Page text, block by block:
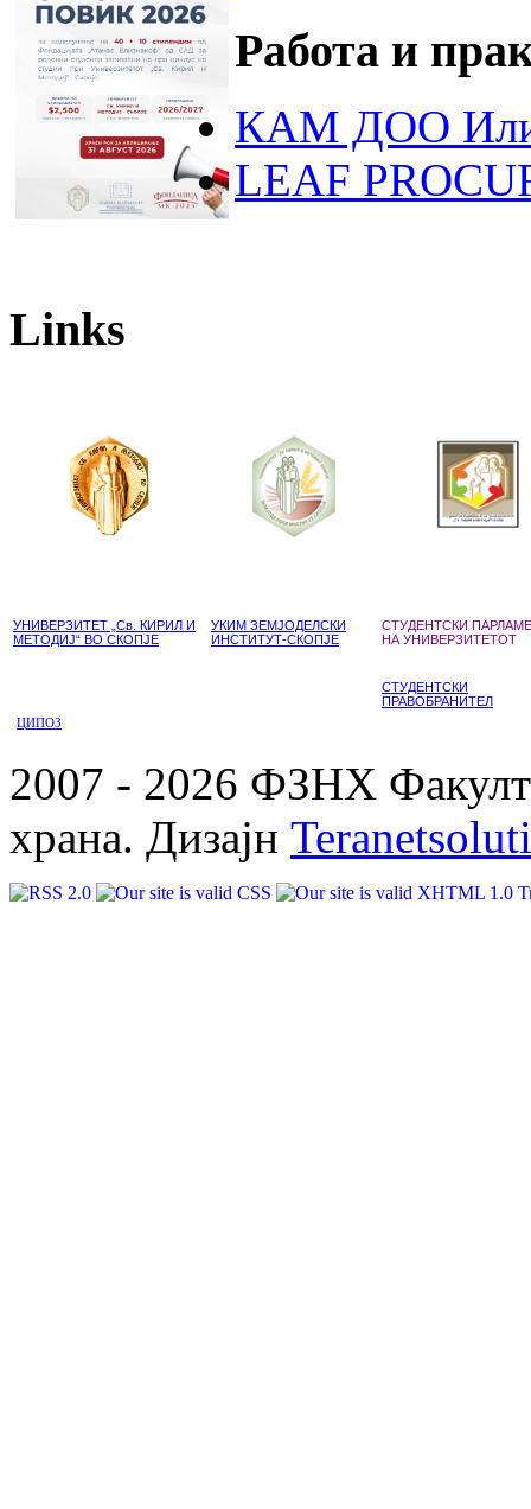
Работа и
КАМ ДОО
LEAF
Links
УНИВЕРЗИТЕТ „Св. КИРИЛ И
МЕТОДИЈ“ ВО СКОПЈЕ
УКИМ ЗЕМЈОДЕЛСКИ
ИНСТИТУТ-СКОПЈЕ
СТУДЕНТСКИ
НА УНИВЕРЗИТЕТОТ
СТУДЕНТСКИ
ПРАВОБРАНИТЕЛ
ЦИПОЗ
2007 - 2026 ФЗНХ
храна. Дизајн